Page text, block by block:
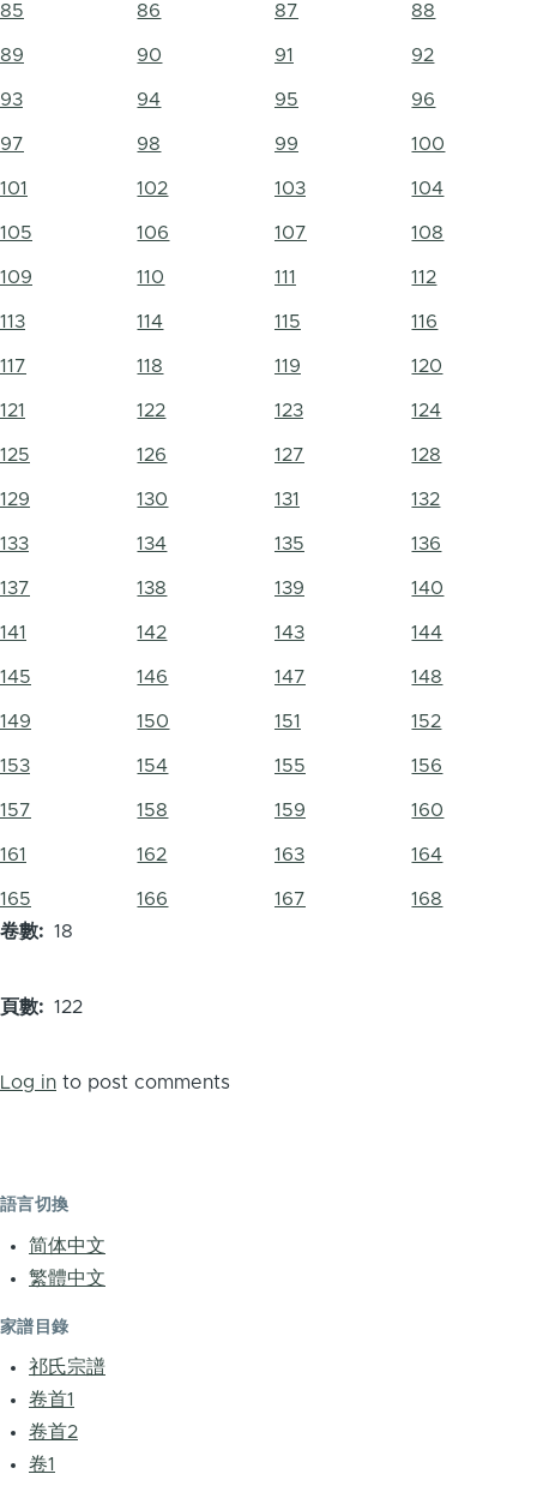
85 86 87 88
89 90 91 92
93 94 95 96
97 98 99 100
101 102 103 104
105 106 107 108
109 110 111 112
113 114 115 116
117 118 119 120
121 122 123 124
125 126 127 128
129 130 131 132
133 134 135 136
137 138 139 140
141 142 143 144
145 146 147 148
149 150 151 152
153 154 155 156
157 158 159 160
161 162 163 164
165 166 167
168
卷數
18
頁數 122
Log in to post comments
語言切換
简体中文
繁體中文
家譜目錄
祁氏宗譜
卷首1
卷首2
卷1